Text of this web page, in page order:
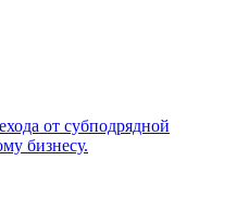
от субподрядной
бизнесу.